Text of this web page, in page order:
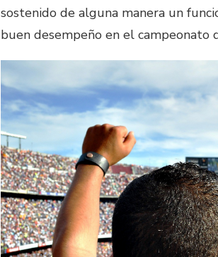
sostenido de alguna manera un
buen desempeño en el campeonato